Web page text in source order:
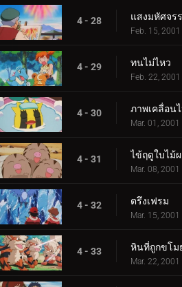
4 - 28 แสงมหัศจร
Feb. 15, 2001
4 - 29 ทนไม่ไหว
Feb. 22, 2001
4 - 30 ภาพเคลื่อน
Mar. 01, 2001
4 - 31 ไข้ฤดูใบไม้
Mar. 08, 2001
4 - 32 ตรึงเฟรม
Mar. 15, 2001
4 - 33 หินที่ถูกขโม
Mar. 22, 2001